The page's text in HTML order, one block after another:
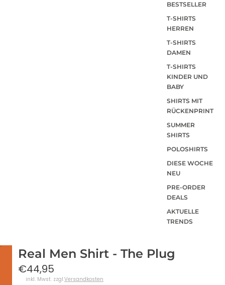
BESTSELLER
T-SHIRTS
HERREN
T-SHIRTS
DAMEN
T-SHIRTS
KINDER UND
BABY
SHIRTS MIT
RÜCKENPRINT
SUMMER
SHIRTS
POLOSHIRTS
DIESE WOCHE
NEU
PRE-ORDER
DEALS
AKTUELLE
TRENDS
Real Men Shirt - The Plug
€44,95
inkl. Mwst. zzgl.Versandkosten